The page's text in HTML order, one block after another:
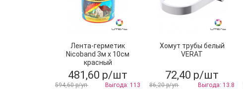
Лента-герметик
Nicoband 3м х 10см
красный
481,60 р/шт
594,60 р/уп Выгода: 113
Хомут трубы белый
VERAT
72,40 р/шт
86,20 р/уп Выгода: 13.8